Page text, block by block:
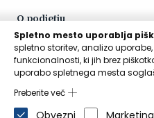
O podjetju
O nas
Kontakti
Aktualno
Spletno mesto uporablja
spletno storitev, analizo
funkcionalnosti, ki jih brez
uporabo spletnega mesta
Preberite več
Obvezni Marketing